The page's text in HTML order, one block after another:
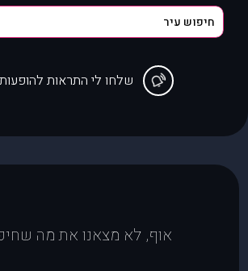
שלחו לי התראות
אוף, לא מצאנו את מה